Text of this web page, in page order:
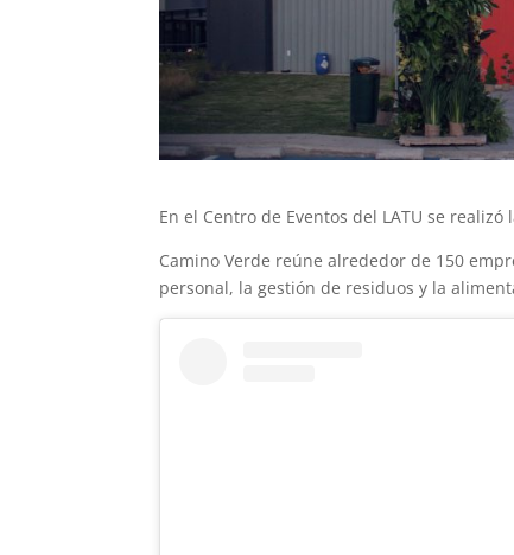
En el Centro de Eventos del LATU se
Camino Verde reúne alrededor de 150
personal, la gestión de residuos y la